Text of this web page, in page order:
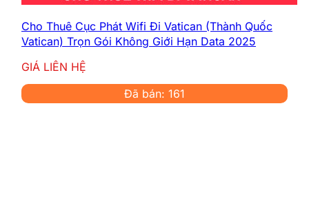
Cho Thuê Cục Phát Wifi Đi Vatican (Thành Quốc
Vatican) Trọn Gói Không Giới Hạn Data 2025
GIÁ LIÊN HỆ
Đã bán: 161